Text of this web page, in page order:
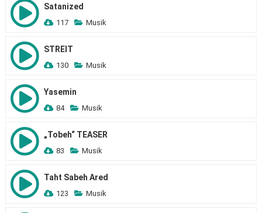
Satanized
117 Musik
STREIT
130 Musik
Yasemin
84 Musik
„Tobeh“ TEASER
83 Musik
Taht Sabeh Ared
123 Musik